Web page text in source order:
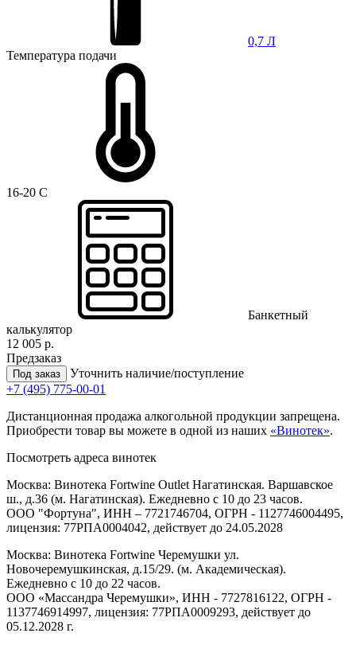
0,7 Л
Температура подачи
16-20 C
Банкетный
калькулятор
12 005 р.
Предзаказ
Под заказ
Уточнить наличие/поступление
+7 (495) 775-00-01
Дистанционная продажа алкогольной продукции запрещена.
Приобрести товар вы можете в одной из наших «Винотек».
Посмотреть адреса винотек
Москва: Винотека Fortwine Outlet Нагатинская. Варшавское
ш., д.36 (м. Нагатинская). Ежедневно с 10 до 23 часов.
ООО "Фортуна", ИНН – 7721746704, ОГРН - 1127746004495,
лицензия: 77РПА0004042, действует до 24.05.2028
Москва: Винотека Fortwine Черемушки ул.
Новочеремушкинская, д.15/29. (м. Академическая).
Ежедневно с 10 до 22 часов.
ООО «Массандра Черемушки», ИНН - 7727816122, ОГРН -
1137746914997, лицензия: 77РПА0009293, действует до
05.12.2028 г.